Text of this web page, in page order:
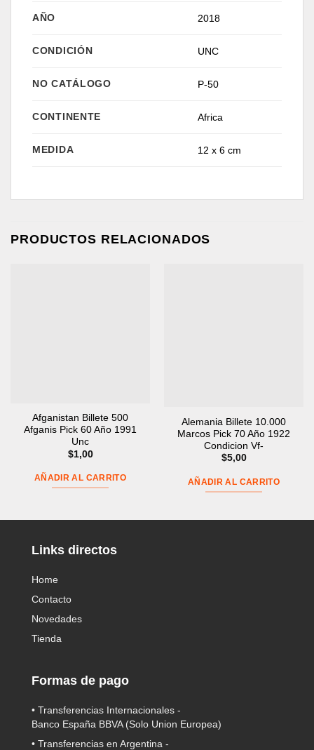
AÑO 2018
CONDICIÓN UNC
NO CATÁLOGO P-50
CONTINENTE Africa
MEDIDA 12 x 6 cm
PRODUCTOS RELACIONADOS
Afganistan Billete 500
Afganis Pick 60 Año 1991
Unc
$1,00
AÑADIR AL CARRITO
Alemania Billete 10.000
Marcos Pick 70 Año 1922
Condicion Vf-
$5,00
AÑADIR AL CARRITO
Links directos
Home
Contacto
Novedades
Tienda
Formas de pago
• Transferencias Internacionales -
Banco España BBVA(Solo Union Europea)
• Transferencias en Argentina -